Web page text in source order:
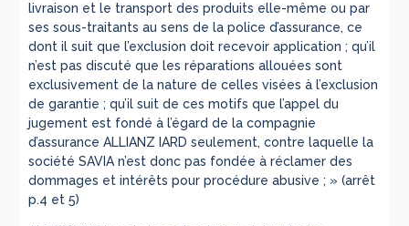
livraison et le transport des produits elle-même ou par
ses sous-traitants au sens de la police d’assurance, ce
dont il suit que l’exclusion doit recevoir application ; qu’il
n’est pas discuté que les réparations allouées sont
exclusivement de la nature de celles visées à l’exclusion
de garantie ; qu’il suit de ces motifs que l’appel du
jugement est fondé à l’égard de la compagnie
d’assurance ALLIANZ IARD seulement, contre laquelle la
société SAVIA n’est donc pas fondée à réclamer des
dommages et intérêts pour procédure abusive ; » (arrêt
p.4 et 5)